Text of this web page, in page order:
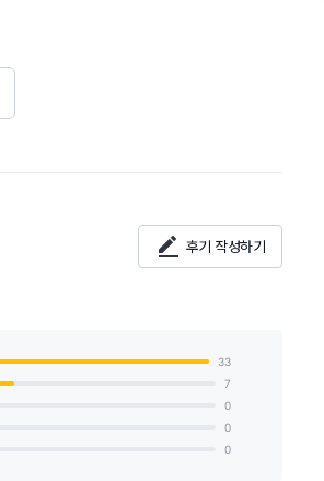
후기 작성하기
33
7
0
0
0